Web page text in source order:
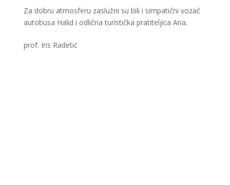
Za dobru atmosferu zaslužni su bili i simpatični vozač
autobusa Halid i odlična turistička pratiteljica Ana.
prof. Iris Radetić